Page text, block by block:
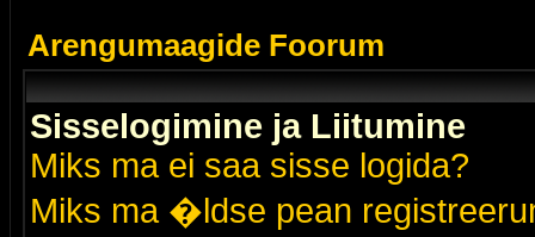
Arengumaagide Foorum
Sisselogimine ja Liitumine
Miks ma ei saa sisse logida?
Miks ma �ldse pean